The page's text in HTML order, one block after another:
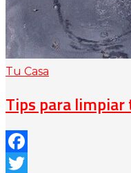
Tu Casa
Tips para limpiar
Facebook